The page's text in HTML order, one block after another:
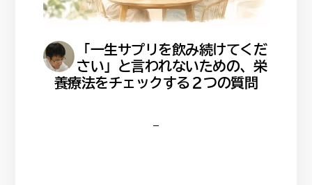
「一生サプリを飲み続けてくだ
さい」と言われないための、栄
養療法をチェックする２つの質問